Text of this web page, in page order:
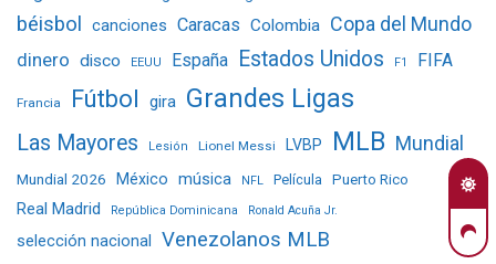
béisbol canciones Caracas Colombia Copa del Mundo
dinero disco EEUU España Estados Unidos F1 FIFA
Francia Fútbol gira Grandes Ligas
Las Mayores Lesión Lionel Messi LVBP MLB Mundial
Mundial 2026 México música NFL Película Puerto Rico
Real Madrid República Dominicana Ronald Acuña Jr.
selección nacional Venezolanos MLB